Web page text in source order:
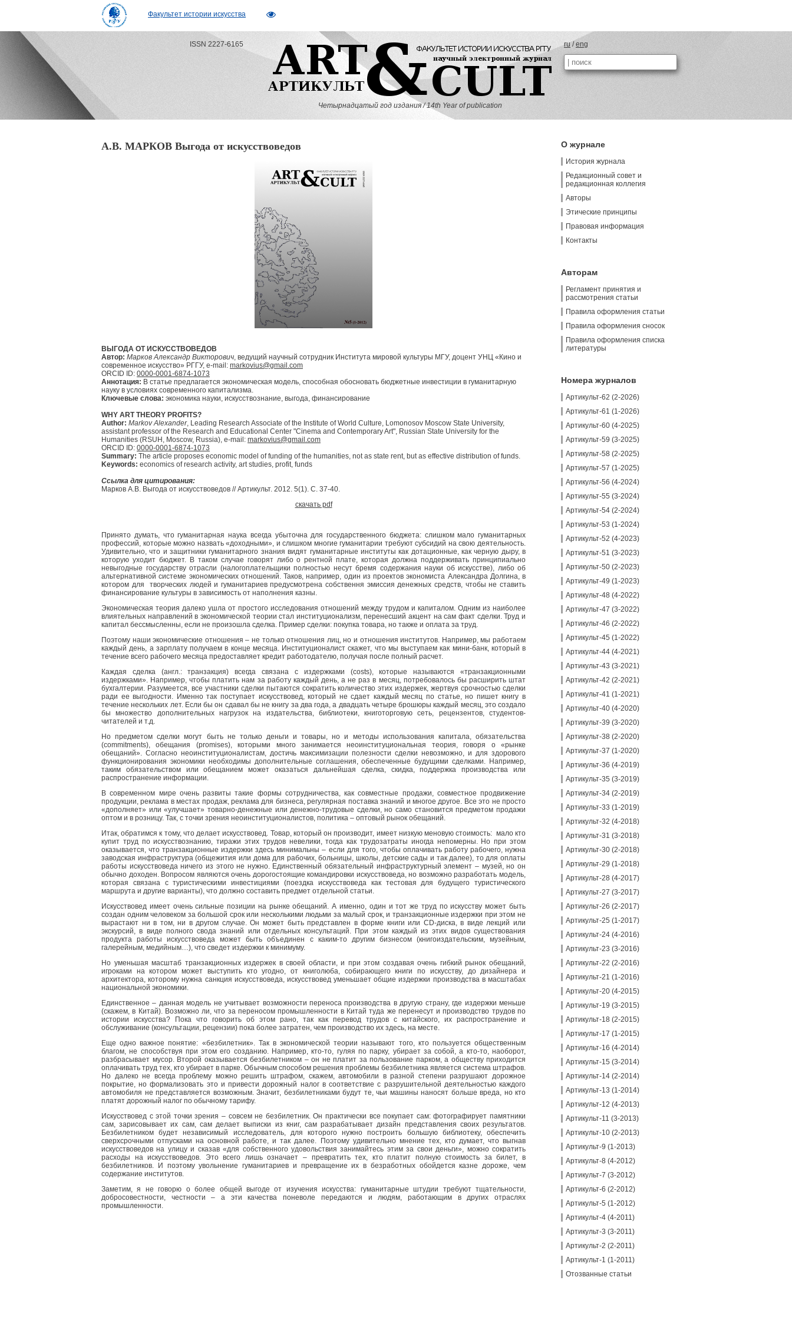
Факультет истории искусства
ISSN 2227-6165
Четырнадцатый год издания / 14th Year of publication
ru/ eng
А.В. МАРКОВ Выгода от искусствоведов
ВЫГОДА ОТ ИСКУССТВОВЕДОВ
Автор: Марков Александр Викторович, ведущий научный сотрудник Института мировой культуры МГУ, доцент УНЦ «Кино и
современное искусство» РГГУ, e-mail: markovius@gmail.com
ORCID ID: 0000-0001-6874-1073
Аннотация: В статье предлагается экономическая модель, способная обосновать бюджетные инвестиции в гуманитарную
науку в условиях современного капитализма.
Ключевые слова: экономика науки, искусствознание, выгода, финансирование
WHY ART THEORY PROFITS?
Author: Markov Alexander, Leading Research Associate of the Institute of World Culture, Lomonosov Moscow State University,
assistant professor of the Research and Educational Center "Cinema and Contemporary Art", Russian State University for the
Humanities (RSUH, Moscow, Russia), e-mail: markovius@gmail.com
ORCID ID: 0000-0001-6874-1073
Summary: The article proposes economic model of funding of the humanities, not as state rent, but as effective distribution of funds.
Keywords: economics of research activity, art studies, profit, funds
Ссылка для цитирования:
Марков А.В. Выгода от искусствоведов // Артикульт. 2012. 5(1). С. 37-40.
скачать pdf
Принято думать, что гуманитарная наука всегда убыточна для государственного бюджета: слишком мало гуманитарных
профессий, которые можно назвать «доходными», и слишком многие гуманитарии требуют субсидий на свою деятельность.
Удивительно, что и защитники гуманитарного знания видят гуманитарные институты как дотационные, как черную дыру, в
которую уходит бюджет. В таком случае говорят либо о рентной плате, которая должна поддерживать принципиально
невыгодные государству отрасли (налогоплательщики полностью несут бремя содержания науки об искусстве), либо об
альтернативной системе экономических отношений. Таков, например, один из проектов экономиста Александра Долгина, в
котором для творческих людей и гуманитариев предусмотрена собствення эмиссия денежных средств, чтобы не ставить
финансирование культуры в зависимость от наполнения казны.
Экономическая теория далеко ушла от простого исследования отношений между трудом и капиталом. Одним из наиболее
влиятельных направлений в экономической теории стал институционализм, перенесший акцент на сам факт сделки. Труд и
капитал бессмысленны, если не произошла сделка. Пример сделки: покупка товара, но также и оплата за труд.
Поэтому наши экономические отношения – не только отношения лиц, но и отношения институтов. Например, мы работаем
каждый день, а зарплату получаем в конце месяца. Институционалист скажет, что мы выступаем как мини-банк, который в
течение всего рабочего месяца предоставляет кредит работодателю, получая после полный расчет.
Каждая сделка (англ.: транзакция) всегда связана с издержками (costs), которые называются «транзакционными
издержками». Например, чтобы платить нам за работу каждый день, а не раз в месяц, потребовалось бы расширить штат
бухгалтерии. Разумеется, все участники сделки пытаются сократить количество этих издержек, жертвуя срочностью сделки
ради ее выгодности. Именно так поступает искусствовед, который не сдает каждый месяц по статье, но пишет книгу в
течение нескольких лет. Если бы он сдавал бы не книгу за два года, а двадцать четыре брошюры каждый месяц, это создало
бы множество дополнительных нагрузок на издательства, библиотеки, книготорговую сеть, рецензентов, студентов-
читателей и т.д.
Но предметом сделки могут быть не только деньги и товары, но и методы использования капитала, обязательства
(commitments), обещания (promises), которыми много занимается неоинституциональная теория, говоря о «рынке
обещаний». Согласно неоинституционалистам, достичь максимизации полезности сделки невозможно, и для здорового
функционирования экономики необходимы дополнительные соглашения, обеспеченные будущими сделками. Например,
таким обязательством или обещанием может оказаться дальнейшая сделка, скидка, поддержка производства или
распространение информации.
В современном мире очень развиты такие формы сотрудничества, как совместные продажи, совместное продвижение
продукции, реклама в местах продаж, реклама для бизнеса, регулярная поставка знаний и многое другое. Все это не просто
«дополняет» или «улучшает» товарно-денежные или денежно-трудовые сделки, но само становится предметом продажи
оптом и в розницу. Так, с точки зрения неоинституционалистов, политика – оптовый рынок обещаний.
Итак, обратимся к тому, что делает искусствовед. Товар, который он производит, имеет низкую меновую стоимость: мало кто
купит труд по искусствознанию, тиражи этих трудов невелики, тогда как трудозатраты иногда непомерны. Но при этом
оказывается, что транзакционные издержки здесь минимальны – если для того, чтобы оплачивать работу рабочего, нужна
заводская инфраструктура (общежития или дома для рабочих, больницы, школы, детские сады и так далее), то для оплаты
работы искусствоведа ничего из этого не нужно. Единственный обязательный инфраструктурный элемент – музей, но он
обычно доходен. Вопросом являются очень дорогостоящие командировки искусствоведа, но возможно разработать модель,
которая связана с туристическими инвестициями (поездка искусствоведа как тестовая для будущего туристического
маршрута и другие варианты), что должно составить предмет отдельной статьи.
Искусствовед имеет очень сильные позиции на рынке обещаний. А именно, один и тот же труд по искусству может быть
создан одним человеком за большой срок или несколькими людьми за малый срок, и транзакционные издержки при этом не
вырастают ни в том, ни в другом случае. Он может быть представлен в форме книги или CD-диска, в виде лекций или
экскурсий, в виде полного свода знаний или отдельных консультаций. При этом каждый из этих видов существования
продукта работы искусствоведа может быть объединен с каким-то другим бизнесом (книгоиздательским, музейным,
галерейным, медийным…), что сведет издержки к минимуму.
Но уменьшая масштаб транзакционных издержек в своей области, и при этом создавая очень гибкий рынок обещаний,
игроками на котором может выступить кто угодно, от книголюба, собирающего книги по искусству, до дизайнера и
архитектора, которому нужна санкция искусствоведа, искусствовед уменьшает общие издержки производства в масштабах
национальной экономики.
Единственное – данная модель не учитывает возможности переноса производства в другую страну, где издержки меньше
(скажем, в Китай). Возможно ли, что за переносом промышленности в Китай туда же перенесут и производство трудов по
истории искусства? Пока что говорить об этом рано, так как перевод трудов с китайского, их распространение и
обслуживание (консультации, рецензии) пока более затратен, чем производство их здесь, на месте.
Еще одно важное понятие: «безбилетник». Так в экономической теории называют того, кто пользуется общественным
благом, не способствуя при этом его созданию. Например, кто-то, гуляя по парку, убирает за собой, а кто-то, наоборот,
разбрасывает мусор. Второй оказывается безбилетником – он не платит за пользование парком, а обществу приходится
оплачивать труд тех, кто убирает в парке. Обычным способом решения проблемы безбилетника является система штрафов.
Но далеко не всегда проблему можно решить штрафом, скажем, автомобили в разной степени разрушают дорожное
покрытие, но формализовать это и привести дорожный налог в соответствие с разрушительной деятельностью каждого
автомобиля не представляется возможным. Значит, безбилетниками будут те, чьи машины наносят больше вреда, но кто
платят дорожный налог по обычному тарифу.
Искусствовед с этой точки зрения – совсем не безбилетник. Он практически все покупает сам: фотографирует памятники
сам, зарисовывает их сам, сам делает выписки из книг, сам разрабатывает дизайн представления своих результатов.
Безбилетником будет независимый исследователь, для которого нужно построить большую библиотеку, обеспечить
сверхсрочными отпусками на основной работе, и так далее. Поэтому удивительно мнение тех, кто думает, что выгнав
искусствоведов на улицу и сказав «для собственного удовольствия занимайтесь этим за свои деньги», можно сократить
расходы на искусствоведов. Это всего лишь означает – превратить тех, кто платит полную стоимость за билет, в
безбилетников. И поэтому увольнение гуманитариев и превращение их в безработных обойдется казне дороже, чем
содержание институтов.
Заметим, я не говорю о более общей выгоде от изучения искусства: гуманитарные штудии требуют тщательности,
добросовестности, честности – а эти качества поневоле передаются и людям, работающим в других отраслях
промышленности.
О журнале
История журнала
Редакционный совет и
редакционная коллегия
Авторы
Этические принципы
Правовая информация
Контакты
Авторам
Регламент принятия и
рассмотрения статьи
Правила оформления статьи
Правила оформления сносок
Правила оформления списка
литературы
Номера журналов
Артикульт-62 (2-2026)
Артикульт-61 (1-2026)
Артикульт-60 (4-2025)
Артикульт-59 (3-2025)
Артикульт-58 (2-2025)
Артикульт-57 (1-2025)
Артикульт-56 (4-2024)
Артикульт-55 (3-2024)
Артикульт-54 (2-2024)
Артикульт-53 (1-2024)
Артикульт-52 (4-2023)
Артикульт-51 (3-2023)
Артикульт-50 (2-2023)
Артикульт-49 (1-2023)
Артикульт-48 (4-2022)
Артикульт-47 (3-2022)
Артикульт-46 (2-2022)
Артикульт-45 (1-2022)
Артикульт-44 (4-2021)
Артикульт-43 (3-2021)
Артикульт-42 (2-2021)
Артикульт-41 (1-2021)
Артикульт-40 (4-2020)
Артикульт-39 (3-2020)
Артикульт-38 (2-2020)
Артикульт-37 (1-2020)
Артикульт-36 (4-2019)
Артикульт-35 (3-2019)
Артикульт-34 (2-2019)
Артикульт-33 (1-2019)
Артикульт-32 (4-2018)
Артикульт-31 (3-2018)
Артикульт-30 (2-2018)
Артикульт-29 (1-2018)
Артикульт-28 (4-2017)
Артикульт-27 (3-2017)
Артикульт-26 (2-2017)
Артикульт-25 (1-2017)
Артикульт-24 (4-2016)
Артикульт-23 (3-2016)
Артикульт-22 (2-2016)
Артикульт-21 (1-2016)
Артикульт-20 (4-2015)
Артикульт-19 (3-2015)
Артикульт-18 (2-2015)
Артикульт-17 (1-2015)
Артикульт-16 (4-2014)
Артикульт-15 (3-2014)
Артикульт-14 (2-2014)
Артикульт-13 (1-2014)
Артикульт-12 (4-2013)
Артикульт-11 (3-2013)
Артикульт-10 (2-2013)
Артикульт-9 (1-2013)
Артикульт-8 (4-2012)
Артикульт-7 (3-2012)
Артикульт-6 (2-2012)
Артикульт-5 (1-2012)
Артикульт-4 (4-2011)
Артикульт-3 (3-2011)
Артикульт-2 (2-2011)
Артикульт-1 (1-2011)
Отозванные статьи